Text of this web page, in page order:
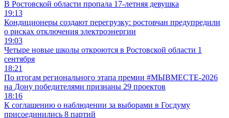
В Ростовской области пропала 17-летняя девушка
19:13
Кондиционеры создают перегрузку: ростовчан предупредили
о рисках отключения электроэнергии
19:03
Четыре новые школы откроются в Ростовской области 1
сентября
18:21
По итогам регионального этапа премии #МЫВМЕСТЕ-2026
на Дону победителями признаны 29 проектов
18:16
К соглашению о наблюдении за выборами в Госдуму
присоединились 8 партий